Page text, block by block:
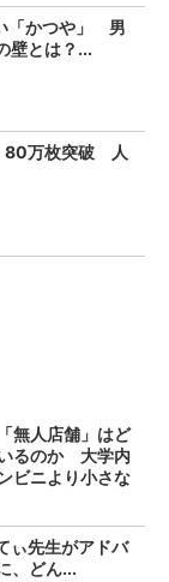
「かつや」 男
壁とは？...
80万枚突破 人
無人店舗」はど
るのか 大学内
ビニより小さな
ぃ先生がアドバ
、どん...